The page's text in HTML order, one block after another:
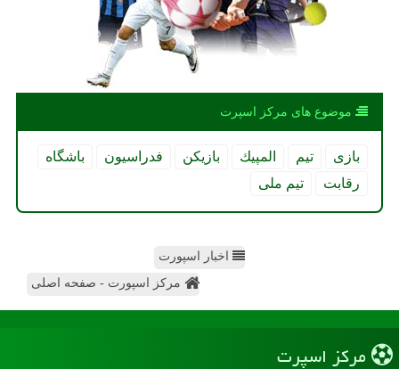
موضوع های مركز اسپرت
بازی تیم المپیك بازیكن فدراسیون
باشگاه
رقابت
تیم ملی
اخبار اسپورت
مرکز اسپورت - صفحه اصلی
مركز اسپرت